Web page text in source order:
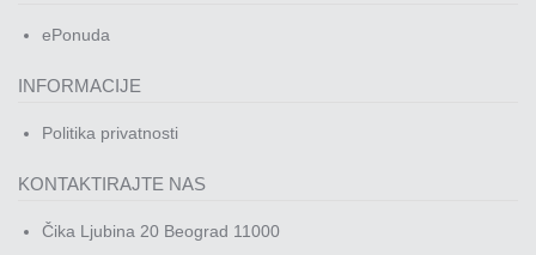
ePonuda
INFORMACIJE
Politika privatnosti
KONTAKTIRAJTE NAS
Čika Ljubina 20 Beograd 11000